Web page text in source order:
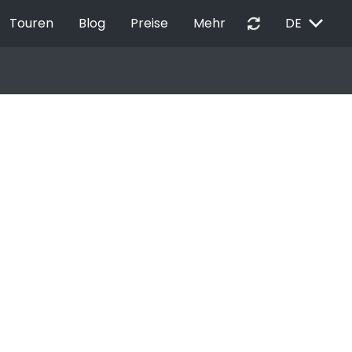
Touren Blog Preise Mehr autorenew DE EXPAND_MORE